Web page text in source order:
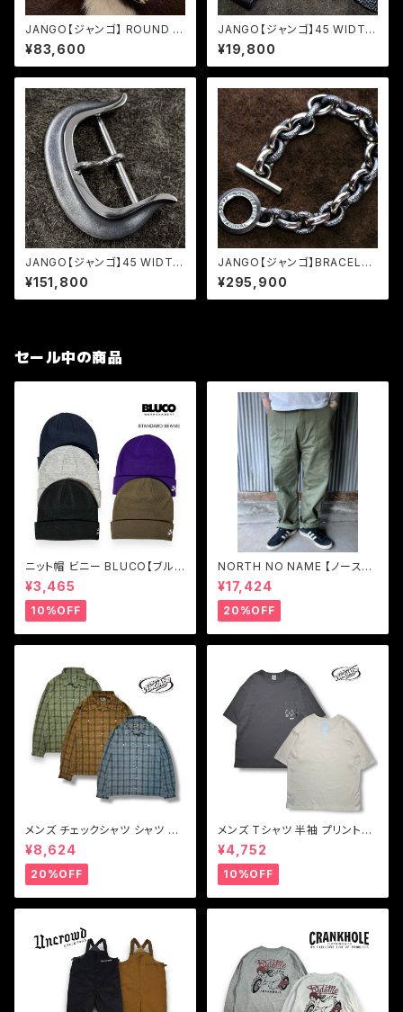
JANGO【ジャンゴ】 ROUND ZI
P WALLET (JM-W-01)
¥83,600
JANGO【ジャンゴ】45 WIDTH
LEATHER BELT
¥19,800
JANGO【ジャンゴ】45 WIDTH
BUCKLE (JB-01)
¥151,800
JANGO【ジャンゴ】BRACELET
(JBR-01)
¥295,900
セール中の商品
ニット帽 ビニー BLUCO【ブル
コ】STANDARD BEANIE
¥3,465
10%OFF
NORTH NO NAME 【ノースノ
ーネーム】ユーティリティ トラウ
ザーズパンツ
¥17,424
20%OFF
メンズ チェックシャツ シャツ ブ
ルー ブラウン グリーン Vin & A
ge ヴィンアンドエイジ LIGHT
FABRIC SHIRT(TYPE VSL6)
¥8,624
20%OFF
メンズ Tシャツ 半袖 プリントT
シャツブラック ホワイト Vin & A
ge ヴィンアンドエイジ TYPE
VT12 WIDE LIGHTNING-T
¥4,752
10%OFF